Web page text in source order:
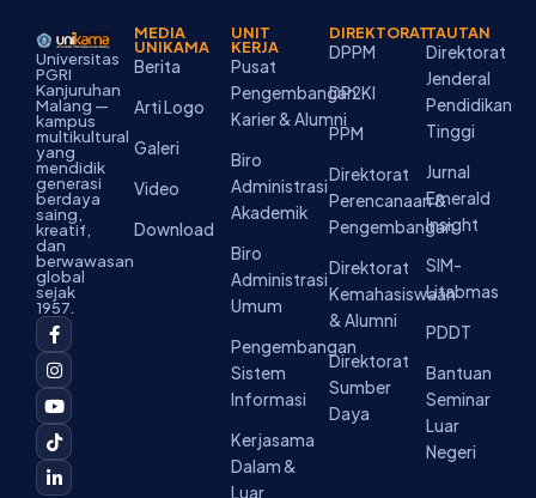
Universitas
PGRI
Kanjuruhan
Malang —
kampus
multikultural
yang
mendidik
generasi
berdaya
saing,
kreatif,
dan
berwawasan
global
sejak
1957.
F
a
c
e
b
o
o
k
-
f
I
n
s
t
a
g
r
a
m
Y
o
u
t
u
b
e
T
i
k
t
o
k
L
i
n
k
e
d
i
n
-
i
MEDIA
UNIKAMA
Berita
Arti Logo
Galeri
Video
Download
UNIT
KERJA
Pusat
Pengembangan
Karier & Alumni
Biro
Administrasi
Akademik
Biro
Administrasi
Umum
Pengembangan
Sistem
Informasi
Kerjasama
Dalam &
Luar
DIREKTORAT
DPPM
DP2KI
PPM
Direktorat
Perencanaan &
Pengembangan
Direktorat
Kemahasiswaan
& Alumni
Direktorat
Sumber
Daya
TAUTAN
Direktorat
Jenderal
Pendidikan
Tinggi
Jurnal
Emerald
Insight
SIM-
Litabmas
PDDT
Bantuan
Seminar
Luar
Negeri